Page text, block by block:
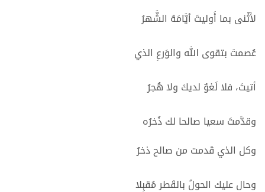
لأَثْنى بما أَوليتَ أيَّامَهُ الشَّهرُ
عُصمتَ بتقوى الله والوَرعِ الذي
أتيتَ، فلا لَغوٌ لديكَ ولا هُجرُ
وقدَّمتَ سعيا صالحا لك ذُخرُه
وكل الذي قَدمت من صالح ذخرُ
وحال عليك الحولُ بالقَطر مُقبِلا